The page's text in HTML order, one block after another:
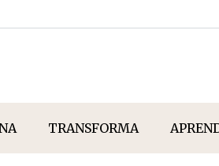
TRANSFORMA